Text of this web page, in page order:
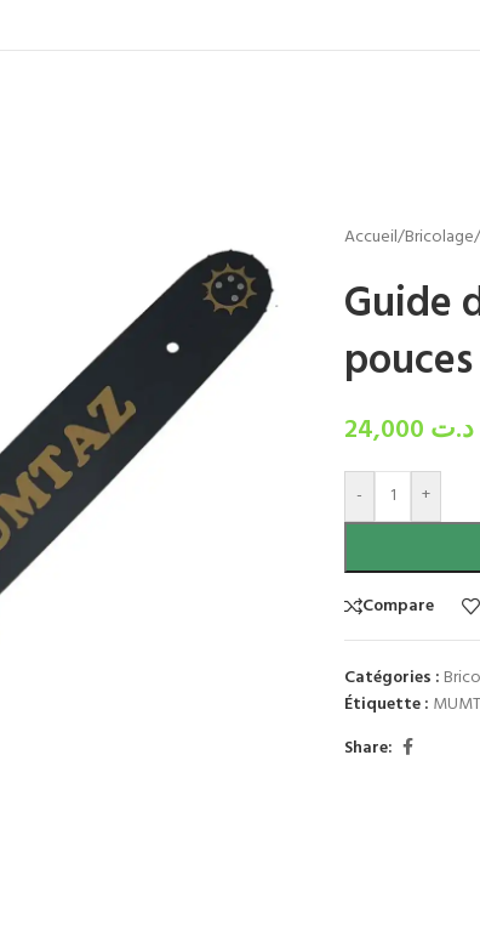
Accueil/Bricolage/
Guide
pouces
د.ت
- +
Compare
Catégories :
Étiquette :
Share: